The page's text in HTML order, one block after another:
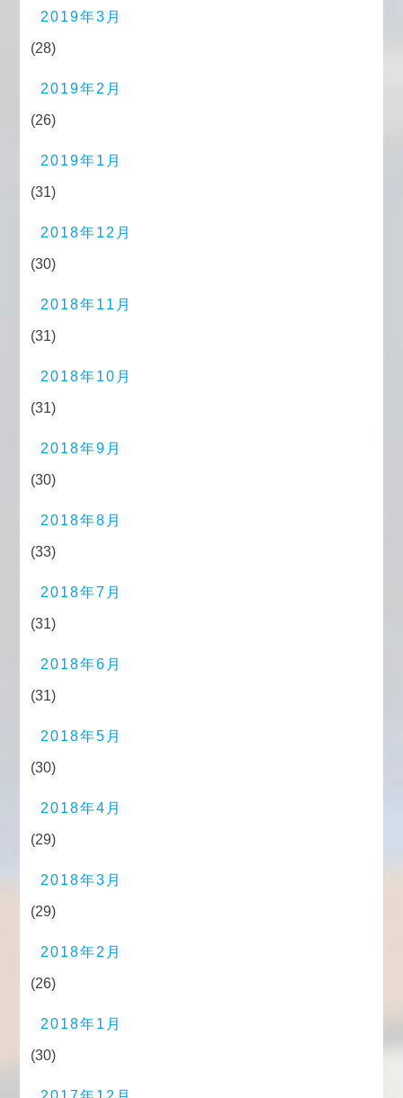
2019年3月
(28)
2019年2月
(26)
2019年1月
(31)
2018年12月
(30)
2018年11月
(31)
2018年10月
(31)
2018年9月
(30)
2018年8月
(33)
2018年7月
(31)
2018年6月
(31)
2018年5月
(30)
2018年4月
(29)
2018年3月
(29)
2018年2月
(26)
2018年1月
(30)